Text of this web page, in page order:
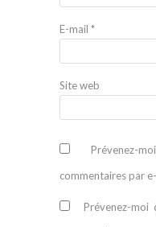
E-mail *
Site web
Prévenez-
commentaires par
Prévenez-